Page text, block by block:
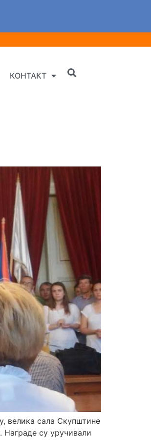
КОНТАКТ
велика сала Скупштине
су уручивали